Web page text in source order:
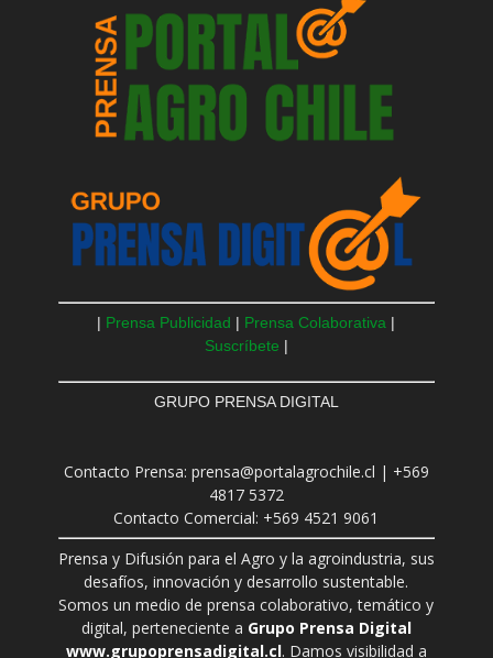
| Prensa Publicidad | Prensa Colaborativa |
Suscríbete |
GRUPO PRENSA DIGITAL
Contacto Prensa: prensa@portalagrochile.cl | +569
4817 5372
Contacto Comercial: +569 4521 9061
Prensa y Difusión para el Agro y la agroindustria, sus
desafíos, innovación y desarrollo sustentable.
Somos un medio de prensa colaborativo, temático y
digital, perteneciente a Grupo Prensa Digital
www.grupoprensadigital.cl. Damos visibilidad a